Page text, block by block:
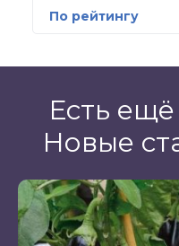
По рейтингу
Есть
Новые